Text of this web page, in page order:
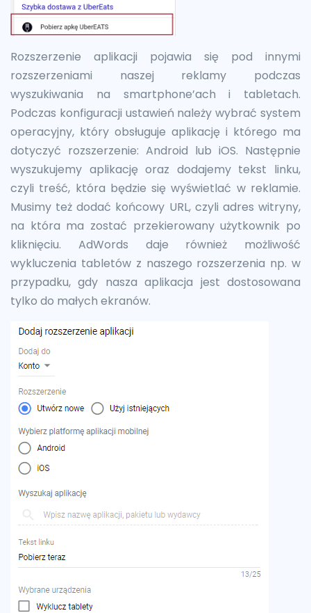
Rozszerzenie aplikacji pojawia się pod innymi
rozszerzeniami naszej reklamy podczas
wyszukiwania na smartphone’ach i tabletach.
Podczas konfiguracji ustawień należy wybrać system
operacyjny, który obsługuje aplikację i którego ma
dotyczyć rozszerzenie: Android lub iOS. Następnie
wyszukujemy aplikację oraz dodajemy tekst linku,
czyli treść, która będzie się wyświetlać w reklamie.
Musimy też dodać końcowy URL, czyli adres witryny,
na która ma zostać przekierowany użytkownik po
kliknięciu. AdWords daje również możliwość
wykluczenia tabletów z naszego rozszerzenia np. w
przypadku, gdy nasza aplikacja jest dostosowana
tylko do małych ekranów.